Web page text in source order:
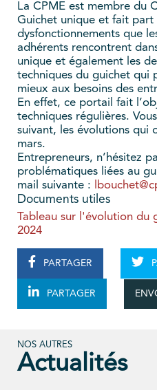
La CPME est membre du
Guichet unique et fait part
dysfonctionnements que
adhérents rencontrent
unique et également les
techniques du guichet qui
mieux aux besoins des
En effet, ce portail fait
techniques régulières.
suivant, les évolutions qui
mars.
Entrepreneurs, n’hésitez
problématiques liées au
mail suivante :
Documents utiles
Tableau sur l'évolution du
2024
PARTAGER
PARTAGER
NOS AUTRES
Actualités